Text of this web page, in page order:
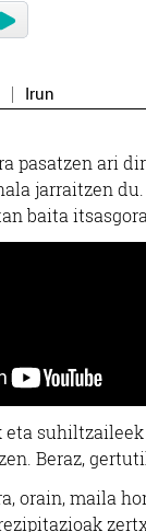
Irun
pasatzen ari
jarraitzen
baita itsasgora.
suhiltzaileek
Beraz,
orain, maila